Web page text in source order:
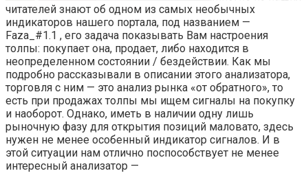
читателей знают об одном из самых необычных
индикаторов нашего портала, под названием —
Faza_#1.1 , его задача показывать Вам настроения
толпы: покупает она, продает, либо находится в
неопределенном состоянии / бездействии. Как мы
подробно рассказывали в описании этого анализатора,
торговля с ним — это анализ рынка «от обратного», то
есть при продажах толпы мы ищем сигналы на покупку
и наоборот. Однако, иметь в наличии одну лишь
рыночную фазу для открытия позиций маловато, здесь
нужен не менее особенный индикатор сигналов. И в
этой ситуации нам отлично поспособствует не менее
интересный анализатор —